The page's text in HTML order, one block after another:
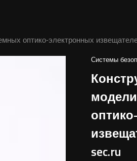
оптико-электронных
Системы
sec.ru